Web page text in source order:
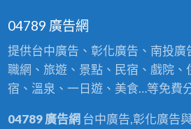
04789 廣告網
提供台中廣告、彰化廣告、南投廣
職網、旅遊、景點、民宿、戲院、
宿、溫泉、一日遊、美食…等免費
04789 廣告網台中廣告,彰化廣告